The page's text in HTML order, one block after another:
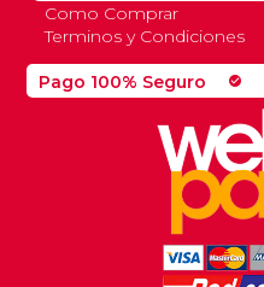
Pago 100% Seguro check_circle
Como Comprar
Terminos y Condiciones